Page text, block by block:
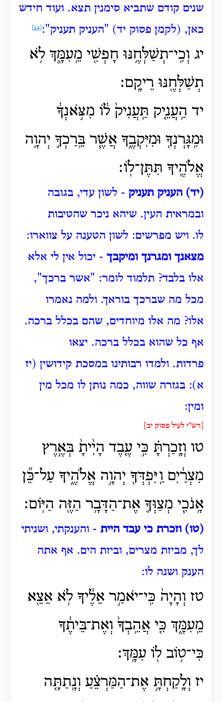
שנים קודם שתביא סימנין תצא. ועוד חידש
כאן, (לקמן פסוק יד) "העניק תעניק":
יג וְכִֽי־תְשַׁלְּחֶ֥נּוּ חָפְשִׁ֖י מֵֽעִמָּ֑ךְ לֹ֥א
תְשַׁלְּחֶ֖נּוּ רֵיקָֽם׃
יד הַֽעֲנֵ֤יק תַּֽעֲנִיק֙ ל֔וֹ מִצֹּ֣אנְךָ֔
וּמִֽגָּרְנְךָ֖ וּמִיִּקְבֶ֑ךָ אֲשֶׁ֧ר בֵּֽרַכְךָ֛ יְהוָ֥ה
אֱלֹהֶ֖יךָ תִּתֶּן־לֽוֹ׃
(יד) העניק תעניק - לשון עדי, בגובה
ובמראית העין. שיהא ניכר שהטיבות
לו. ויש מפרשים: לשון הטענה על צווארו:
מצאנך ומגרנך ומיקבך - יכול אין לי אלא
אלו בלבד? תלמוד לומר: "אשר ברכך",
מכל מה שברכך בוראך. ולמה נאמרו
אלו? מה אלו מיוחדים, שהם בכלל ברכה.
אף כל שהוא בכלל ברכה. יצאו
פרדות. ולמדו רבותינו במסכת קידושין (יז
א): בגזרה שווה, כמה נותן לו מכל מין
ומין:
[רש"י לעיל פסוק יב]
טו וְזָֽכַרְתָּ֗ כִּ֣י עֶ֤בֶד הָיִ֨יתָ֙ בְּאֶ֣רֶץ
מִצְרַ֔יִם וַֽיִּפְדְּךָ֖ יְהוָ֣ה אֱלֹהֶ֑יךָ עַל־כֵּ֞ן
אָֽנֹכִ֧י מְצַוְּךָ֛ אֶת־הַדָּבָ֥ר הַזֶּ֖ה הַיּֽוֹם׃
(טו) וזכרת כי עבד היית - והענקתי, ושניתי
לך, מביזת מצרים, וביזת הים. אף אתה
הענק ושנה לו:
טז וְהָיָה֙ כִּֽי־יֹאמַ֣ר אֵלֶ֔יךָ לֹ֥א אֵצֵ֖א
מֵֽעִמָּ֑ךְ כִּ֤י אֲהֵֽבְךָ֙ וְאֶת־בֵּיתֶ֔ךָ
כִּי־ט֥וֹב ל֖וֹ עִמָּֽךְ׃
יז וְלָֽקַחְתָּ֣ אֶת־הַמַּרְצֵ֗עַ וְנָֽתַתָּ֤ה